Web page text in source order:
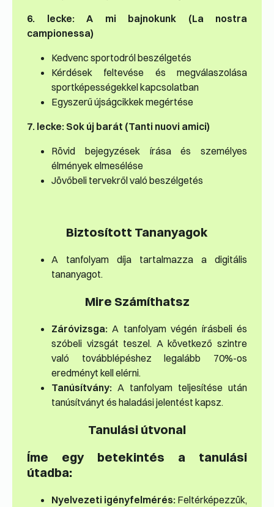
6. lecke: A mi bajnokunk (La nostra
campionessa)
Kedvenc sportodról beszélgetés
Kérdések feltevése és megválaszolása
sportképességekkel kapcsolatban
Egyszerű újságcikkek megértése
7. lecke: Sok új barát (Tanti nuovi amici)
Rövid bejegyzések írása és személyes
élmények elmesélése
Jövőbeli tervekről való beszélgetés
Biztosított Tananyagok
A tanfolyam díja tartalmazza a digitális
tananyagot.
Mire Számíthatsz
Záróvizsga: A tanfolyam végén írásbeli és
szóbeli vizsgát teszel. A következő szintre
való továbblépéshez legalább 70%-os
eredményt kell elérni.
Tanúsítvány: A tanfolyam teljesítése után
tanúsítványt és haladási jelentést kapsz.
Tanulási útvonal
Íme egy betekintés a tanulási
útadba:
Nyelvezeti igényfelmérés: Feltérképezzük,